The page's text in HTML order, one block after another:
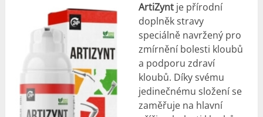
ArtiZynt je přírodní
doplněk stravy
speciálně navržený pro
zmírnění bolesti kloubů
a podporu zdraví
kloubů. Díky svému
jedinečnému složení se
zaměřuje na hlavní